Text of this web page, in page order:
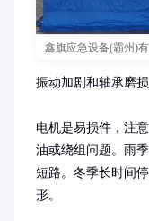
鑫旗应急设备(霸州)
振动加剧和轴承磨损
电机是易损件，注
油或绕组问题。雨
短路。冬季长时间
形。